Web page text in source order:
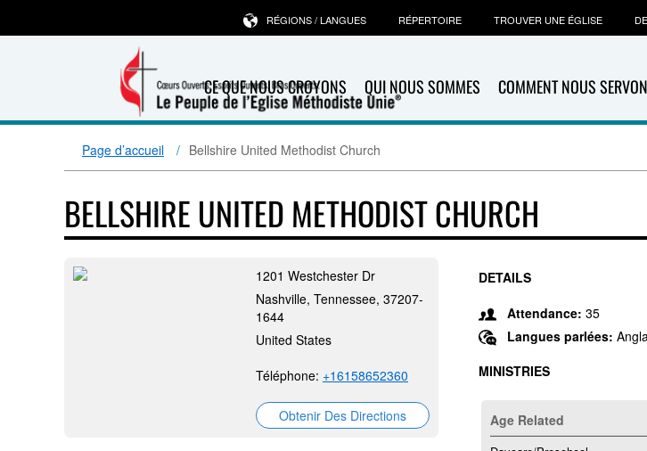
CE QUE NOUS CROYONS QUI NOUS SOMMES COMMENT NOUS
RÉGIONS / LANGUES RÉPERTOIRE TROUVER UNE ÉGLISE
Page d’accueil Bellshire United Methodist Church
BELLSHIRE UNITED METHODIST CHURCH
1201 Westchester Dr
Nashville, Tennessee, 37207-
1644
United States
Téléphone: +16158652360
Obtenir Des Directions
DETAILS
Attendance: 35
Langues parlées:
MINISTRIES
Age Related